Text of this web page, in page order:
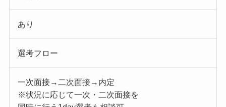
あり
選考フロー
一次面接→二次面接→内定
※状況に応じて一次・二次面接を